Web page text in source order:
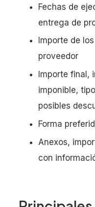
Fechas de
entrega de
Importe de
proveedor
Importe final,
imponible,
posibles
Forma
Anexos,
con